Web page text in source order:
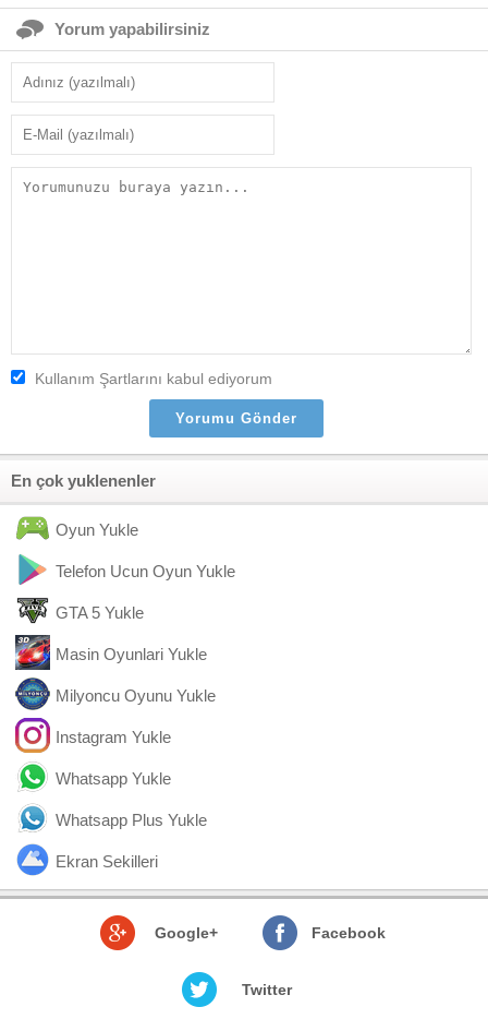
Yorum yapabilirsiniz
Kullanım Şartlarını kabul ediyorum
En çok yuklenenler
Oyun Yukle
Telefon Ucun Oyun Yukle
GTA 5 Yukle
Masin Oyunlari Yukle
Milyoncu Oyunu Yukle
Instagram Yukle
Whatsapp Yukle
Whatsapp Plus Yukle
Ekran Sekilleri
Google+ Facebook
Twitter